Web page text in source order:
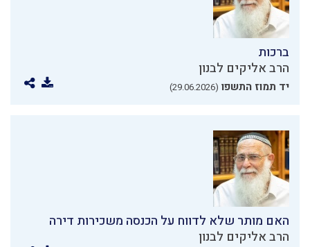
ברכות
הרב אליקים לבנון
יד תמוז התשפו (29.06.2026)
האם מותר שלא לדווח על הכנסה משכירות דירה
הרב אליקים לבנון